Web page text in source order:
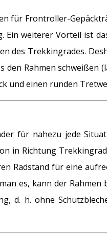
für Frontroller-
Ein weiterer Vorteil ist
des Trekkingrades.
den Rahmen
und einen runden
für nahezu jede
in Richtung
Radstand für eine
es, kann der
d. h. ohne